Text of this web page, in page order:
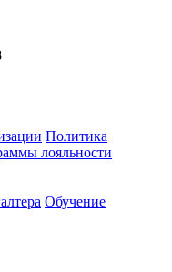
Политика
лояльности
Обучение